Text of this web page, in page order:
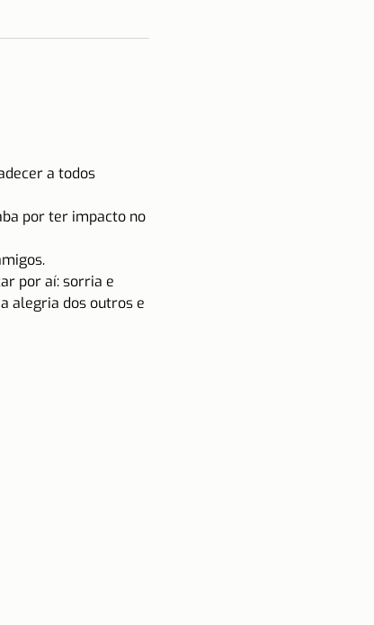
a todos
por ter impacto no
por aí: sorria e
alegria dos outros e